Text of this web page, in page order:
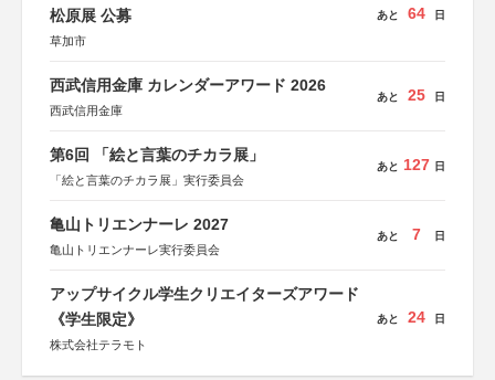
松原展 公募
草加市
あと 64 日
西武信用金庫 カレンダーアワード 2026
西武信用金庫
あと 25 日
第6回 「絵と言葉のチカラ展」
「絵と言葉のチカラ展」実行委員会
あと 127 日
亀山トリエンナーレ 2027
亀山トリエンナーレ実行委員会
あと 7 日
アップサイクル学生クリエイターズアワード
《学生限定》
株式会社テラモト
あと 24 日